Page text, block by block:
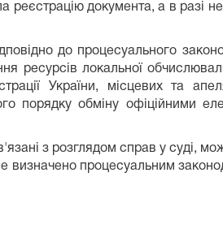
реєстрацію документа, а в разі
до процесуального
ресурсів локальної
України, місцевих та
порядку обміну офіційними
з розглядом справ у суді,
визначено процесуальним